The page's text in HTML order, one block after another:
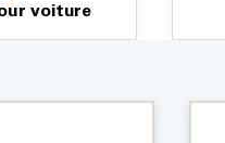
voiture